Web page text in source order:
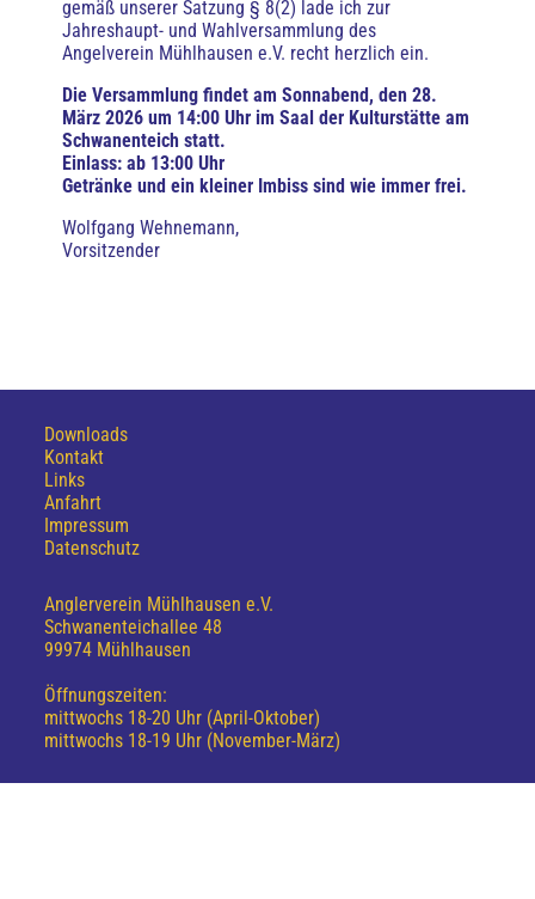
gemäß unserer Satzung § 8(2) lade ich zur
Jahreshaupt- und Wahlversammlung des
Angelverein Mühlhausen e.V. recht herzlich ein.
Die Versammlung findet am Sonnabend, den 28.
März 2026 um 14:00 Uhr im Saal der Kulturstätte am
Schwanenteich statt.
Einlass: ab 13:00 Uhr
Getränke und ein kleiner Imbiss sind wie immer frei.
Wolfgang Wehnemann,
Vorsitzender
Downloads
Kontakt
Links
Anfahrt
Impressum
Datenschutz
Anglerverein Mühlhausen e.V.
Schwanenteichallee 48
99974 Mühlhausen
Öffnungszeiten:
mittwochs 18-20 Uhr (April-Oktober)
mittwochs 18-19 Uhr (November-März)